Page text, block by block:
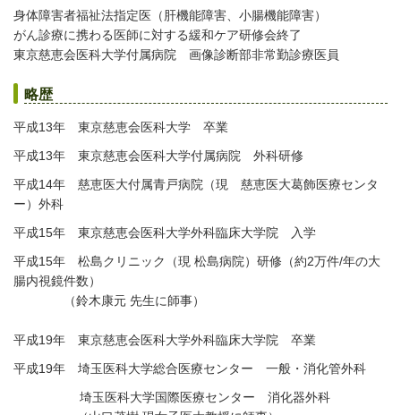
身体障害者福祉法指定医 （肝機能障害、小腸機能障害）
がん診療に携わる医師に対する緩和ケア研修会終了
東京慈恵会医科大学付属病院 画像診断部非常勤診療医員
略歴
平成13年 東京慈恵会医科大学 卒業
平成13年 東京慈恵会医科大学付属病院 外科研修
平成14年 慈恵医大付属青戸病院（現 慈恵医大葛飾医療センタ
ー）外科
平成15年 東京慈恵会医科大学外科臨床大学院 入学
平成15年 松島クリニック（現 松島病院）研修 （約2万件/年の大
腸内視鏡件数）
（鈴木康元 先生に師事）
平成19年 東京慈恵会医科大学外科臨床大学院 卒業
平成19年 埼玉医科大学総合医療センター 一般・消化管外科
埼玉医科大学国際医療センター 消化器外科